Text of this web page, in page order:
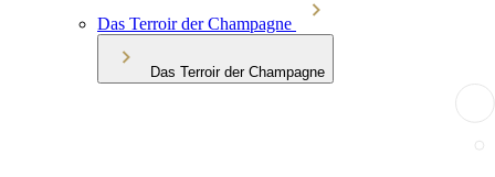
Das Terroir der Champagne
Das Terroir der Champagne